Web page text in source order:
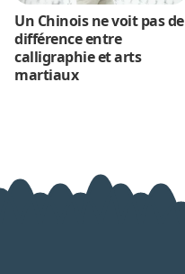
Un Chinois ne voit pas de
différence entre
calligraphie et arts
martiaux